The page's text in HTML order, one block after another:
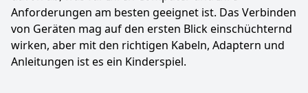
Anforderungen am besten geeignet ist. Das Verbinden
von Geräten mag auf den ersten Blick einschüchternd
wirken, aber mit den richtigen Kabeln, Adaptern und
Anleitungen ist es ein Kinderspiel.